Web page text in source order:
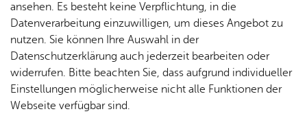
Ro­mans­hor­ner Platz
Ro­mans­hor­ner Platz
88045Fried­richs­ha­fen
Rou­ten­pla­ner star­ten
ansehen. Es besteht keine Verpflichtung, in die
Datenverarbeitung einzuwilligen, um dieses Angebot zu
nutzen. Sie können Ihre Auswahl in der
Datenschutzerklärung auch jederzeit bearbeiten oder
widerrufen. Bitte beachten Sie, dass aufgrund individueller
Einstellungen möglicherweise nicht alle Funktionen der
Webseite verfügbar sind.